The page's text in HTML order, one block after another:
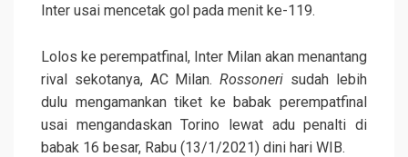
Inter usai mencetak gol pada menit ke-119.
Lolos ke perempatfinal, Inter Milan akan menantang
rival sekotanya, AC Milan.Rossoneri sudah lebih
dulu mengamankan tiket ke babak perempatfinal
usai mengandaskan Torino lewat adu penalti di
babak 16 besar, Rabu (13/1/2021) dini hari WIB.